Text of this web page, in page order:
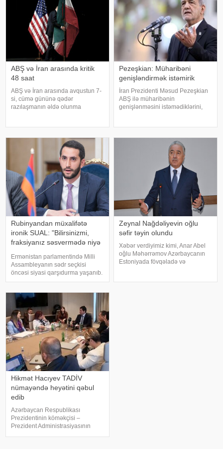
nüvə silahı proqramın
ABŞ və İran arasında kritik
48 saat
ABŞ və İran arasında avqustun 7-
si, cümə gününə qədər
razılaşmanın əldə olunma
Mənbənin bildirdiyinə görə,
ehtimal olunan müvəqqət
Pezeşkian: Müharibəni
genişləndirmək istəmirik
İran Prezidenti Məsud Pezeşkian
ABŞ ilə müharibənin
genişlənməsini istəmədiklərini,
edəcəklərini bildirib. xarici KİV-ə
Rubinyandan müxalifətə
ironik SUAL: "Bilirsinizmi,
fraksiyanız səsvermədə niyə
Ermənistan parlamentində Milli
Assambleyanın sədr seçkisi
öncəsi siyasi qarşıdurma yaşanıb.
KONKRET.azxəbər verir ki,
sədrinin seçilməsi ilə bağlı
keçiriləcək qapalı səsverməd
Zeynal Nağdəliyevin oğlu
səfir təyin olundu
Xəbər verdiyimiz kimi, Anar Abel
oğlu Məhərrəmov Azərbaycanın
Estoniyada fövqəladə və
Hikmət Hacıyev TADİV
nümayəndə heyətini qəbul
edib
Azərbaycan Respublikası
Prezidentinin köməkçisi –
Prezident Administrasiyasının